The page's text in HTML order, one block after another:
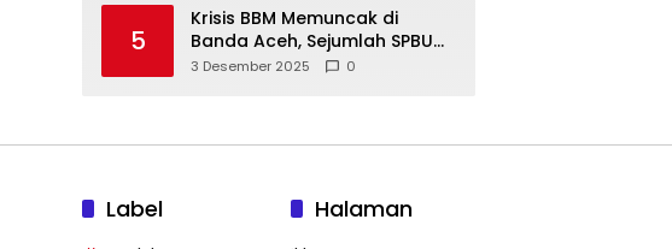
5
Krisis BBM Memuncak di
Banda Aceh, Sejumlah SPBU
Tutup Total
3 Desember 2025 0
Label Halaman